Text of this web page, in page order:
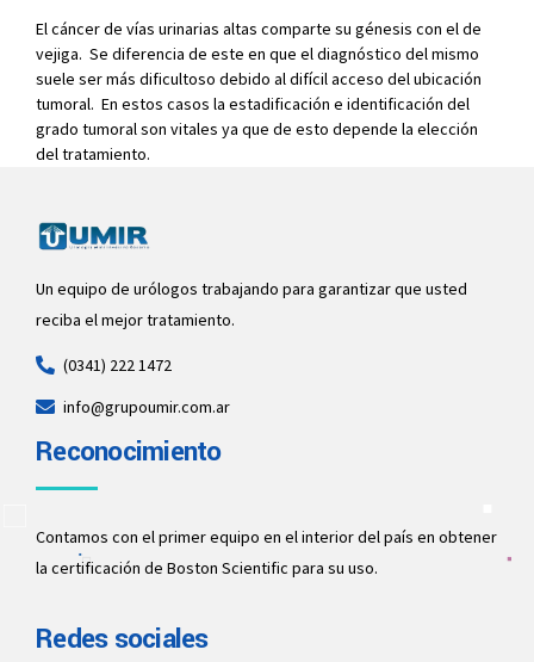
El cáncer de vías urinarias altas comparte su génesis con el de
vejiga. Se diferencia de este en que el diagnóstico del mismo
suele ser más dificultoso debido al difícil acceso del ubicación
tumoral. En estos casos la estadificación e identificación del
grado tumoral son vitales ya que de esto depende la elección
del tratamiento.
Un equipo de urólogos trabajando para garantizar que usted
reciba el mejor tratamiento.
(0341) 222 1472
info@grupoumir.com.ar
Reconocimiento
Contamos con el primer equipo en el interior del país en obtener
la certificación de Boston Scientific para su uso.
Redes sociales